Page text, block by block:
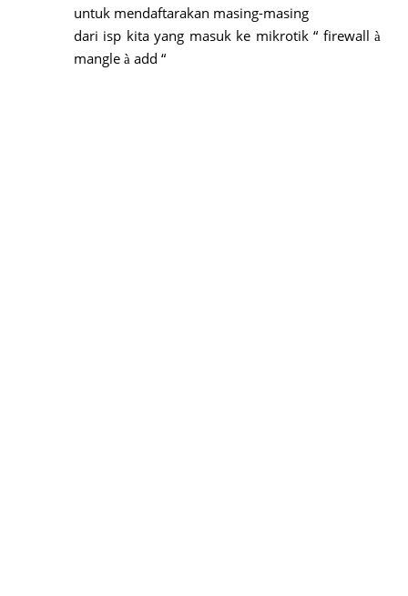
untuk mendaftarakan masing-masing
dari isp kita yang masuk ke mikrotik “ firewall à
mangle à add “